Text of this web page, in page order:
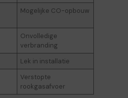
Mogelijke CO-opbouw
Onvolledige
verbranding
Lek in installatie
Verstopte
rookgasafvoer